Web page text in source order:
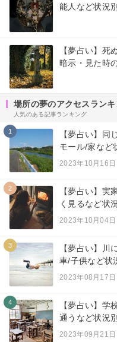
能人など状況別
【夢占い】死
暗示・見た時
場所の夢のアクセスラン
人気のある記事ランキング
1
【夢占い】同
モール/家など
2023年10月16日
2
【夢占い】実
く見るなど状
2023年10月04日
3
【夢占い】川
車/子供など状
2023年08月17日
4
【夢占い】学
通うなど状況別
2023年09月21日